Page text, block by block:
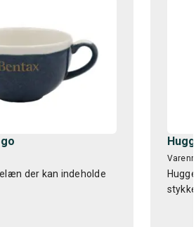
der kan indeholde